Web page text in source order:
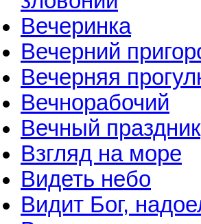
Вечеринка
Вечерний
Вечерняя
Вечнорабочий
Вечный праздник
Взгляд на море
Видеть небо
Видит Бог,